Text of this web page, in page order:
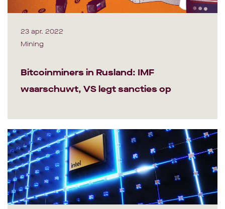
23 apr. 2022
Mining
Bitcoinminers in Rusland: IMF
waarschuwt, VS legt sancties op